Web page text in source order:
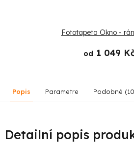
Fototapeta Okno -
od 1 049
Popis Parametre Podobné
Detailní popis